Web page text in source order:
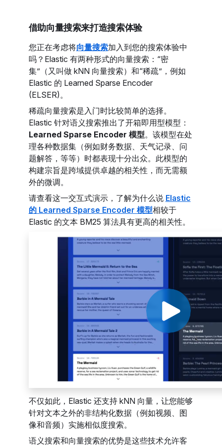
借助向量搜索来打造搜索体验
您正在考虑将向量搜索加入到您的搜索体验中
吗？Elastic 有两种形式的向量搜索：“密
集”（又叫做 kNN 向量搜索）和“稀疏”，例如
Elastic 的 Learned Sparse Encoder
(ELSER)。
稀疏向量搜索是入门时比较简单的选择。
Elastic 针对语义搜索推出了开箱即用型模型：
Learned Sparse Encoder 模型。该模型在处
理各种数据集（例如财务数据、天气记录、问
题解答，等等）时都表现十分出众。此模型的
构建宗旨是跨域提供卓越的相关性，而无需额
外的微调。
请查看这一交互式演示，了解为什么说 Elastic
的 Learned Sparse Encoder 模型相较于
Elastic 的文本 BM25 算法具有更高的相关性。
不仅如此，Elastic 还支持 kNN 向量，让您能够
针对文本之外的非结构化数据（例如视频、图
像和音频）实施相似度搜索。
语义搜索和向量搜索的优势是这些技术允许客